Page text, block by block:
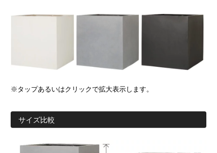
※タップあるいはクリックで拡大表示します。
サイズ比較